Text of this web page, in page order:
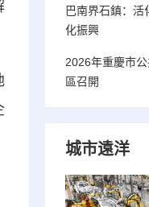
巴南界石鎮：活
化振興
2026年重慶市
區召開
城市遠洋